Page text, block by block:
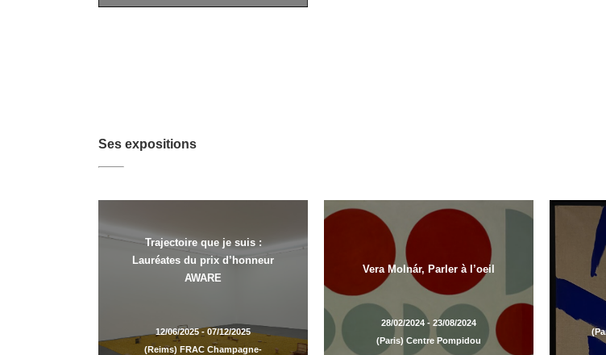
Ses expositions
Trajectoire que je suis :
Lauréates du prix d’honneur
AWARE
12/06/2025 - 07/12/2025
(Reims) FRAC Champagne-
Vera Molnár, Parler à l’oeil
28/02/2024 - 23/08/2024
(Paris) Centre Pompidou